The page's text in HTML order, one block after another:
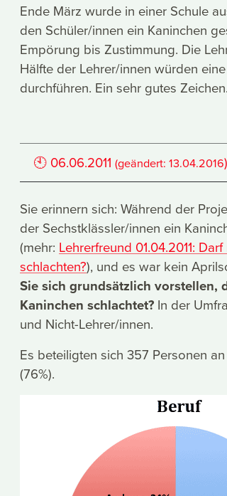
Ende März wurde in einer Schule
den Schüler/innen ein Kaninchen
Empörung bis Zustimmung. Die
Hälfte der Lehrer/innen würden
durchführen. Ein sehr gutes
🕙 06.06.2011 (geändert:13.04.2016)
Sie erinnern sich: Während der
der Sechstklässler/innen ein
(mehr: Lehrerfreund 01.04.2011:
schlachten?), und es war kein
Sie sich grundsätzlich vorstellen,
Kaninchen schlachtet? In der
und Nicht-Lehrer/innen.
Es beteiligten sich 357 Personen
(76%).